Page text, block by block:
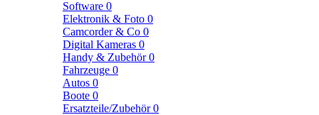
Software 0
Elektronik & Foto 0
Camcorder & Co 0
Digital Kameras 0
Handy & Zubehör0
Fahrzeuge 0
Autos 0
Boote 0
Ersatzteile/Zubehör0